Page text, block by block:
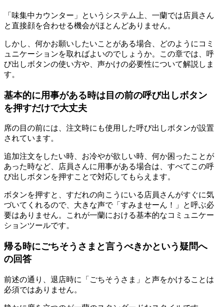
「味集中カウンター」というシステム上、一蘭では店員さん
と直接顔を合わせる機会がほとんどありません。
しかし、何かお願いしたいことがある場合、どのようにコミ
ュニケーションを取ればよいのでしょうか。この章では、呼
び出しボタンの使い方や、声かけの必要性について解説しま
す。
基本的に用事がある時は目の前の呼び出しボタン
を押すだけで大丈夫
席の目の前には、注文時にも使用した呼び出しボタンが設置
されています。
追加注文をしたい時、お冷やが欲しい時、何か困ったことが
あった時など、店員さんに用事がある場合は、 すべてこの呼
び出しボタンを押すことで対応してもらえます。
ボタンを押すと、すだれの向こうにいる店員さんがすぐに気
づいてくれるので、大きな声で「すみませーん！」と呼ぶ必
要はありません。これが一蘭における基本的なコミュニケー
ションツールです。
帰る時にごちそうさまと言うべきかという疑問へ
の回答
前述の通り、退店時に「ごちそうさま」と声をかけることは
必須ではありません。